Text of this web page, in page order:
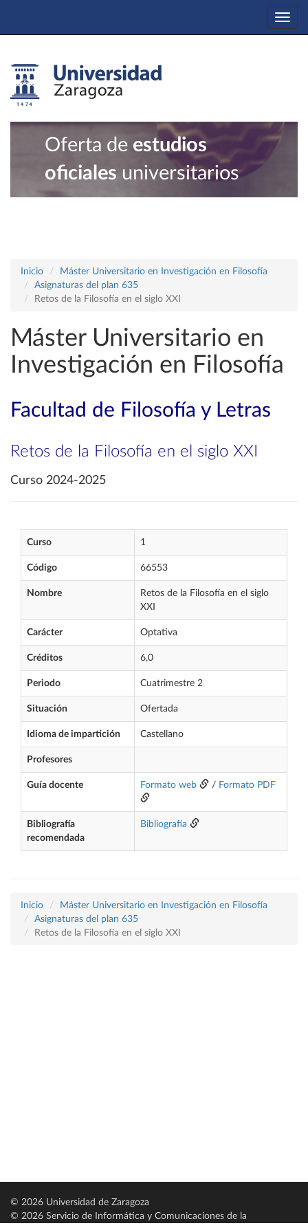
Oferta de estudios
oficiales universitarios
Inicio
Máster Universitario en Investigación en Filosofía
Asignaturas del plan 635
Retos de la Filosofía en el siglo XXI
Máster Universitario en
Investigación en Filosofía
Facultad de Filosofía y Letras
Retos de la Filosofía en el siglo XXI
Curso 2024-2025
Curso 1
Código 66553
Nombre
Retos de la Filosofía en el siglo
XXI
Carácter Optativa
Créditos 6,0
Periodo Cuatrimestre 2
Situación Ofertada
Idioma de impartición Castellano
Profesores
Guía docente Formato web / Formato PDF
Bibliografía
recomendada
Bibliografía
Inicio
Máster Universitario en Investigación en Filosofía
Asignaturas del plan 635
Retos de la Filosofía en el siglo XXI
© 2026 Universidad de Zaragoza
© 2026 Servicio de Informática y Comunicaciones de la